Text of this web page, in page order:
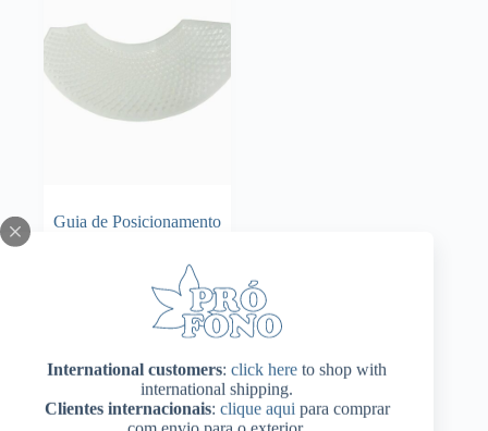
International customers: click here to shop with
international shipping.
Clientes internacionais: clique aqui para comprar
Guia de Posicionamento
Adicionar ao
carrinho